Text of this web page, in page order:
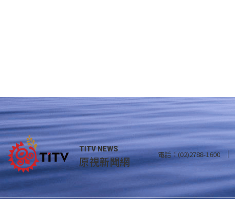
TITV NEWS
原視新聞網 電話：(02)2788-1600